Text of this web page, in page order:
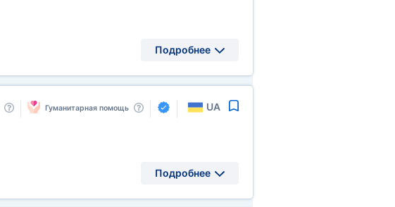
Подробнее
Гуманитарная помощь UA
Подробнее